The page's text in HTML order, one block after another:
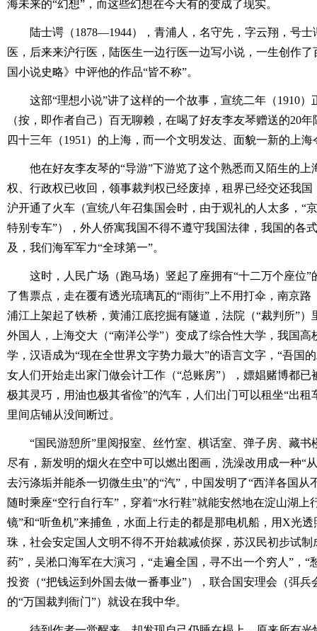
海未来的“幻想”，而这些幻想在今天有的变成了现实。
陆士谔（1878―1944），青浦人，名守先，字云翔，号
医，后来来沪行医，陆医生一边行医一边写小说，一生创作
国小说史略》中评他的作品“皆不称”。
这部“理想小说”讲了这样的一个故事，宣统二年（1910
（按，即作者自己）百无聊赖，在喝了好友李友琴赠送的20
四十三年（1951）的上海，而一个文明发达、面貌一新的上
他在好友李友琴的“导游”下游览了这个熟悉而又陌生的
权、行政权已收回，领事裁判权已经废掉，租界已经交还我
沪开通了火车（宣统八年召集国会时，由于观礼的人太多，“
特别专车”），外人侨寓我国不得不遵守我国法律，我国的各
及，我们海军军力“全球第一”。
这时，人民广场（跑马场）竖起了座拥有“十二万个座位”
了售票点，走在覆有透光琉璃瓦的“雨街”上不用打伞，南京
浦江上架起了铁桥，黄浦江底挖掘有隧道，法院（“裁判所”
外国人，上海交大（“南洋公学”）变成了综合性大学，我国
学，汉语成为“现在全世界文字势力最大”的语言文字，“吾国
女人们开始走出家门做会计工作（“总账房”），嫖娼赌博都已
极其灵巧，用油也极其省俭”的汽车，人们出门可以租坐“出租
里间店铺从没间断过。
“国民游憩所”里阅报室、丝竹室、棋话室、弹子房、藏
尽有，新发明的烟火在空中可以燃出图画，洗澡改用成一种“
去污涤垢并能杀一切微生虫”的“汽”，中国发明了“西洋各国从
随时乘座“空行自行车”，穿着“水行鞋”就能安然地在淀山湖上
镜”和“听鱼机”来捕鱼，水面上行走的都是那电机船，用X光
珠，社会安定国人文明不得不开始裁减侦探，苏汉民初步试制
药”，吴淞口海军在大演习，“走遍全国，寻不出一个穷人”，“
投资（“把钱运到外国去做一番事业”），联合国安理会（弭
的“万国裁判衙门”）就设在我中华。